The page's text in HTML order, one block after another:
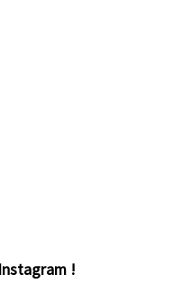
!